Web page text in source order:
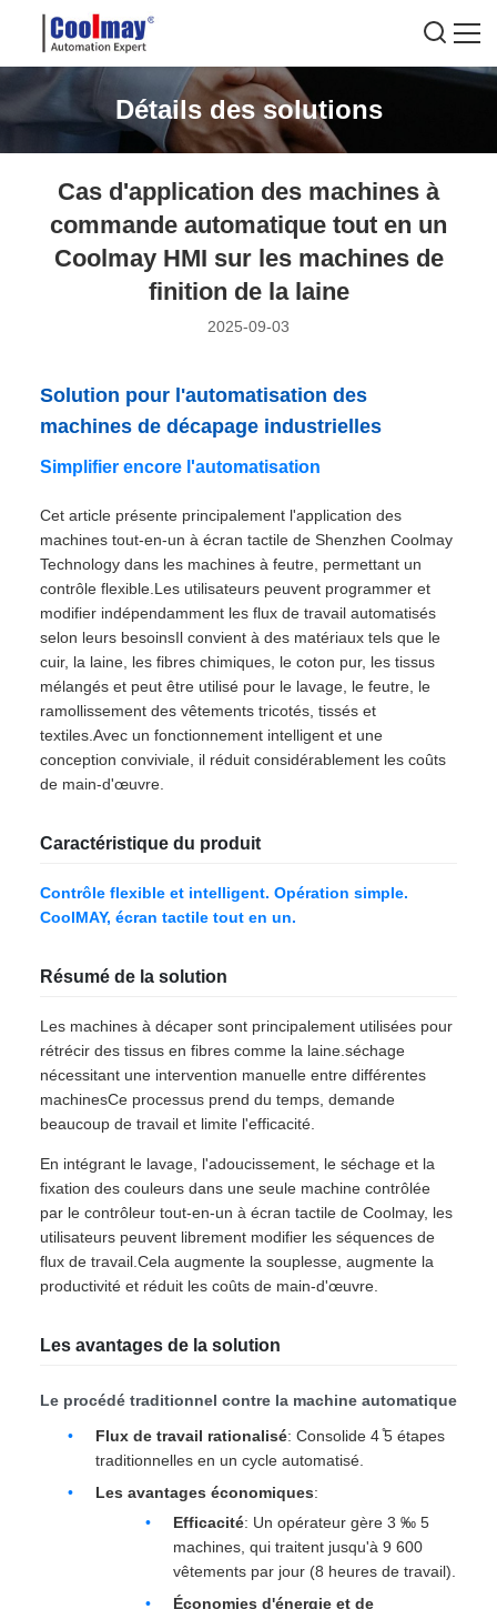
Détails des solutions
Cas d'application des machines à
commande automatique tout en un
Coolmay HMI sur les machines de
finition de la laine
2025-09-03
Solution pour l'automatisation des
machines de décapage industrielles
Simplifier encore l'automatisation
Cet article présente principalement l'application des
machines tout-en-un à écran tactile de Shenzhen Coolmay
Technology dans les machines à feutre, permettant un
contrôle flexible.Les utilisateurs peuvent programmer et
modifier indépendamment les flux de travail automatisés
selon leurs besoinsIl convient à des matériaux tels que le
cuir, la laine, les fibres chimiques, le coton pur, les tissus
mélangés et peut être utilisé pour le lavage, le feutre, le
ramollissement des vêtements tricotés, tissés et
textiles.Avec un fonctionnement intelligent et une
conception conviviale, il réduit considérablement les coûts
de main-d'œuvre.
Caractéristique du produit
Contrôle flexible et intelligent. Opération simple.
CoolMAY, écran tactile tout en un.
Résumé de la solution
Les machines à décaper sont principalement utilisées pour
rétrécir des tissus en fibres comme la laine.séchage
nécessitant une intervention manuelle entre différentes
machinesCe processus prend du temps, demande
beaucoup de travail et limite l'efficacité.
En intégrant le lavage, l'adoucissement, le séchage et la
fixation des couleurs dans une seule machine contrôlée
par le contrôleur tout-en-un à écran tactile de Coolmay, les
utilisateurs peuvent librement modifier les séquences de
flux de travail.Cela augmente la souplesse, augmente la
productivité et réduit les coûts de main-d'œuvre.
Les avantages de la solution
Le procédé traditionnel contre la machine automatique
Flux de travail rationalisé: Consolide 4 ̊5 étapes
traditionnelles en un cycle automatisé.
Les avantages économiques:
Efficacité: Un opérateur gère 3 ‰ 5
machines, qui traitent jusqu'à 9 600
vêtements par jour (8 heures de travail).
Économies d'énergie et de